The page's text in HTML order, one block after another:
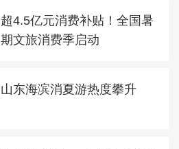
超4.5亿元消费补贴！全国暑
期文旅消费季启动
山东海滨消夏游热度攀升